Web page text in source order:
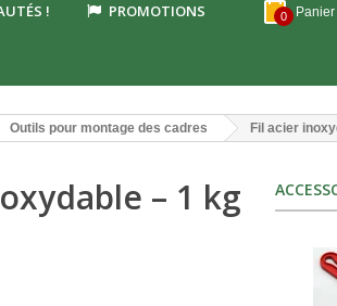
0 Panier
! PROMOTIONS
Outils pour montage des cadres Fil acier
– 1 kg